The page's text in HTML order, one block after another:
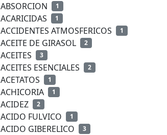
ABSORCION 1
ACARICIDAS 1
ACCIDENTES ATMOSFERICOS 1
ACEITE DE GIRASOL 2
ACEITES 3
ACEITES ESENCIALES 2
ACETATOS 1
ACHICORIA 1
ACIDEZ 2
ACIDO FULVICO 1
ACIDO GIBERELICO 3